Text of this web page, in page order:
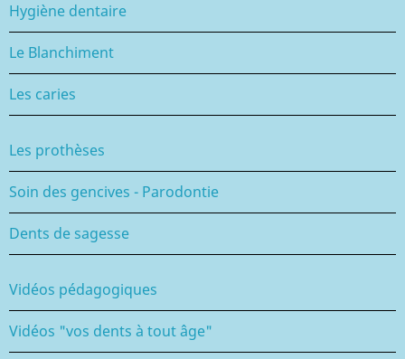
Hygiène dentaire
Le Blanchiment
Les caries
Les prothèses
Soin des gencives - Parodontie
Dents de sagesse
Vidéos pédagogiques
Vidéos "vos dents à tout âge"